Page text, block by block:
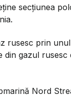
secțiunea
rusesc prin
din gazul rusesc
Nord